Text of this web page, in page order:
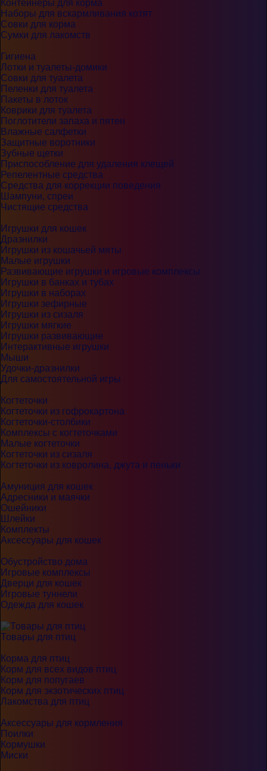
Контейнеры для корма
Наборы для вскармливания котят
Совки для корма
Сумки для лакомств
Гигиена
Лотки и туалеты-домики
Совки для туалета
Пеленки для туалета
Пакеты в лоток
Коврики для туалета
Поглотители запаха и пятен
Влажные салфетки
Защитные воротники
Зубные щетки
Приспособление для удаления клещей
Репелентные средства
Средства для коррекции поведения
Шампуни, спреи
Чистящие средства
Игрушки для кошек
Дразнилки
Игрушки из кошачьей мяты
Малые игрушки
Развивающие игрушки и игровые комплексы
Игрушки в банках и тубах
Игрушки в наборах
Игрушки зефирные
Игрушки из сизаля
Игрушки мягкие
Игрушки развивающие
Интерактивные игрушки
Мыши
Удочки-дразнилки
Для самостоятельной игры
Когтеточки
Когтеточки из гофрокартона
Когтеточки-столбики
Комплексы с когтеточками
Малые когтеточки
Когтеточки из сизаля
Когтеточки из ковролина, джута и пеньки
Амуниция для кошек
Адресники и маячки
Ошейники
Шлейки
Комплекты
Аксессуары для кошек
Обустройство дома
Игровые комплексы
Дверци для кошек
Игровые туннели
Одежда для кошек
Товары для птиц
Корма для птиц
Корм для всех видов птиц
Корм для попугаев
Корм для экзотических птиц
Лакомства для птиц
Аксессуары для кормления
Поилки
Кормушки
Миски